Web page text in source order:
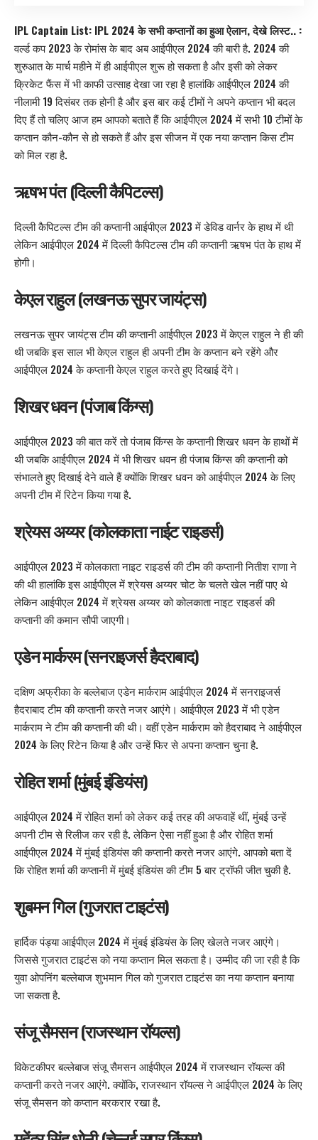
IPL Captain List: IPL 2024 के सभी कप्तानों का हुआ ऐलान, देखे लिस्ट.. :
वर्ल्ड कप 2023 के रोमांस के बाद अब आईपीएल 2024 की बारी है. 2024 की
शुरुआत के मार्च महीने में ही आईपीएल शुरू हो सकता है और इसी को लेकर
क्रिकेट फैंस में भी काफी उत्साह देखा जा रहा है हालांकि आईपीएल 2024 की
नीलामी 19 दिसंबर तक होनी है और इस बार कई टीमों ने अपने कप्तान भी बदल
दिए हैं तो चलिए आज हम आपको बताते हैं कि आईपीएल 2024 में सभी 10 टीमों के
कप्तान कौन-कौन से हो सकते हैं और इस सीजन में एक नया कप्तान किस टीम
को मिल रहा है.
ऋषभ पंत (दिल्ली कैपिटल्स)
दिल्ली कैपिटल्स टीम की कप्तानी आईपीएल 2023 में डेविड वार्नर के हाथ में थी
लेकिन आईपीएल 2024 में दिल्ली कैपिटल्स टीम की कप्तानी ऋषभ पंत के हाथ में
होगी।
केएल राहुल (लखनऊ सुपर जायंट्स)
लखनऊ सुपर जायंट्स टीम की कप्तानी आईपीएल 2023 में केएल राहुल ने ही की
थी जबकि इस साल भी केएल राहुल ही अपनी टीम के कप्तान बने रहेंगे और
आईपीएल 2024 के कप्तानी केएल राहुल करते हुए दिखाई देंगे।
शिखर धवन (पंजाब किंग्स)
आईपीएल 2023 की बात करें तो पंजाब किंग्स के कप्तानी शिखर धवन के हाथों में
थी जबकि आईपीएल 2024 में भी शिखर धवन ही पंजाब किंग्स की कप्तानी को
संभालते हुए दिखाई देने वाले हैं क्योंकि शिखर धवन को आईपीएल 2024 के लिए
अपनी टीम में रिटेन किया गया है.
श्रेयस अय्यर (कोलकाता नाईट राइडर्स)
आईपीएल 2023 में कोलकाता नाइट राइडर्स की टीम की कप्तानी नितीश राणा ने
की थी हालांकि इस आईपीएल में श्रेयस अय्यर चोट के चलते खेल नहीं पाए थे
लेकिन आईपीएल 2024 में श्रेयस अय्यर को कोलकाता नाइट राइडर्स की
कप्तानी की कमान सौपी जाएगी।
एडेन मार्करम (सनराइजर्स हैदराबाद)
दक्षिण अफ्रीका के बल्लेबाज एडेन मार्कराम आईपीएल 2024 में सनराइजर्स
हैदराबाद टीम की कप्तानी करते नजर आएंगे। आईपीएल 2023 में भी एडेन
मार्कराम ने टीम की कप्तानी की थी। वहीं एडेन मार्कराम को हैदराबाद ने आईपीएल
2024 के लिए रिटेन किया है और उन्हें फिर से अपना कप्तान चुना है.
रोहित शर्मा (मुंबई इंडियंस)
आईपीएल 2024 में रोहित शर्मा को लेकर कई तरह की अफवाहें थीं, मुंबई उन्हें
अपनी टीम से रिलीज कर रही है. लेकिन ऐसा नहीं हुआ है और रोहित शर्मा
आईपीएल 2024 में मुंबई इंडियंस की कप्तानी करते नजर आएंगे. आपको बता दें
कि रोहित शर्मा की कप्तानी में मुंबई इंडियंस की टीम 5 बार ट्रॉफी जीत चुकी है.
शुबमन गिल (गुजरात टाइटंस)
हार्दिक पंड्या आईपीएल 2024 में मुंबई इंडियंस के लिए खेलते नजर आएंगे।
जिससे गुजरात टाइटंस को नया कप्तान मिल सकता है। उम्मीद की जा रही है कि
युवा ओपनिंग बल्लेबाज शुभमान गिल को गुजरात टाइटंस का नया कप्तान बनाया
जा सकता है.
संजू सैमसन (राजस्थान रॉयल्स)
विकेटकीपर बल्लेबाज संजू सैमसन आईपीएल 2024 में राजस्थान रॉयल्स की
कप्तानी करते नजर आएंगे. क्योंकि, राजस्थान रॉयल्स ने आईपीएल 2024 के लिए
संजू सैमसन को कप्तान बरकरार रखा है.